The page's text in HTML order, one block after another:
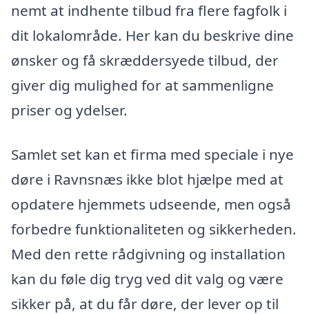
nemt at indhente tilbud fra flere fagfolk i
dit lokalområde. Her kan du beskrive dine
ønsker og få skræddersyede tilbud, der
giver dig mulighed for at sammenligne
priser og ydelser.
Samlet set kan et firma med speciale i nye
døre i Ravnsnæs ikke blot hjælpe med at
opdatere hjemmets udseende, men også
forbedre funktionaliteten og sikkerheden.
Med den rette rådgivning og installation
kan du føle dig tryg ved dit valg og være
sikker på, at du får døre, der lever op til